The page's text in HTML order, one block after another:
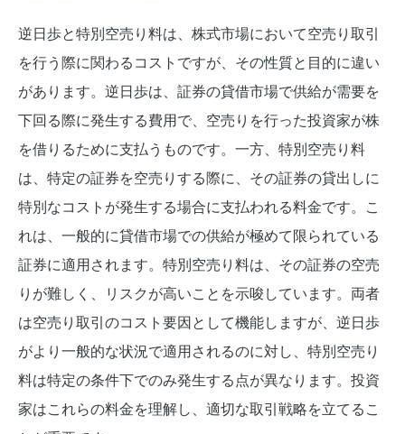
逆日歩と特別空売り料は、株式市場において空売り取引
を行う際に関わるコストですが、その性質と目的に違い
があります。逆日歩は、証券の貸借市場で供給が需要を
下回る際に発生する費用で、空売りを行った投資家が株
を借りるために支払うものです。一方、特別空売り料
は、特定の証券を空売りする際に、その証券の貸出しに
特別なコストが発生する場合に支払われる料金です。こ
れは、一般的に貸借市場での供給が極めて限られている
証券に適用されます。特別空売り料は、その証券の空売
りが難しく、リスクが高いことを示唆しています。両者
は空売り取引のコスト要因として機能しますが、逆日歩
がより一般的な状況で適用されるのに対し、特別空売り
料は特定の条件下でのみ発生する点が異なります。投資
家はこれらの料金を理解し、適切な取引戦略を立てるこ